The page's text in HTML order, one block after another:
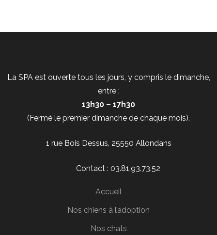
La SPA est ouverte tous les jours, y compris le dimanche,
entre :
13h30 – 17h30
(Fermé le premier dimanche de chaque mois).
1 rue Bois Dessus, 25550 Allondans
Contact : 03.81.93.73.52
Accueil
Nos chiens à l’adoption
Nos chats